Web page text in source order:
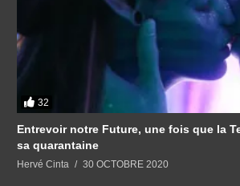
32
Entrevoir notre Future, une fois que la
sa quarantaine
Hervé Cinta 30 OCTOBRE 2020